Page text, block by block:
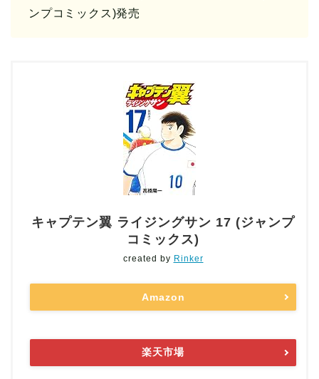
ンプコミックス)発売
キャプテン翼 ライジングサン 17 (ジャンプ
コミックス)
created by Rinker
Amazon
楽天市場